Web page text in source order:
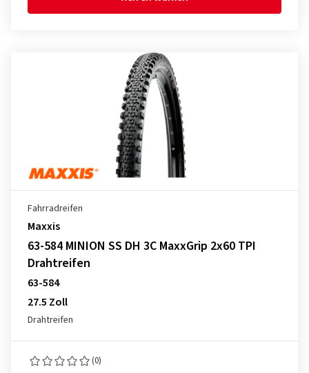
Fahrradreifen
Maxxis
63-584 MINION SS DH 3C MaxxGrip 2x60 TPI
Drahtreifen
63-584
27.5 Zoll
Drahtreifen
(0)